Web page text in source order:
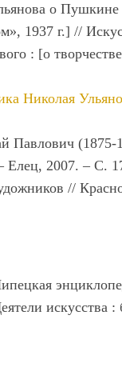
о
1937 г.] //
: [о
Николая
Павлович (1875-
Елец, 2007. ‒ С.
//
искусства